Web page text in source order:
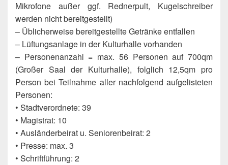
Mikrofone außer ggf. Rednerpult, Kugelschreiber
werden nicht bereitgestellt)
– Üblicherweise bereitgestellte Getränke entfallen
– Lüftungsanlage in der Kulturhalle vorhanden
– Personenanzahl = max. 56 Personen auf 700qm
(Großer Saal der Kulturhalle), folglich 12,5qm pro
Person bei Teilnahme aller nachfolgend aufgelisteten
Personen:
• Stadtverordnete: 39
• Magistrat: 10
• Ausländerbeirat u. Seniorenbeirat: 2
• Presse: max. 3
• Schriftführung: 2